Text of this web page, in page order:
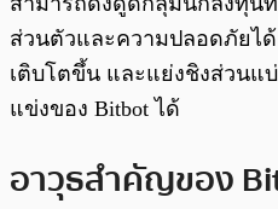
ส่วนตัวและความปลอดภัยไ
เติบโตขึ้น และแย่งชิงส่วนแ
แข่งของ Bitbot ได้
อาวุธสำคัญของ